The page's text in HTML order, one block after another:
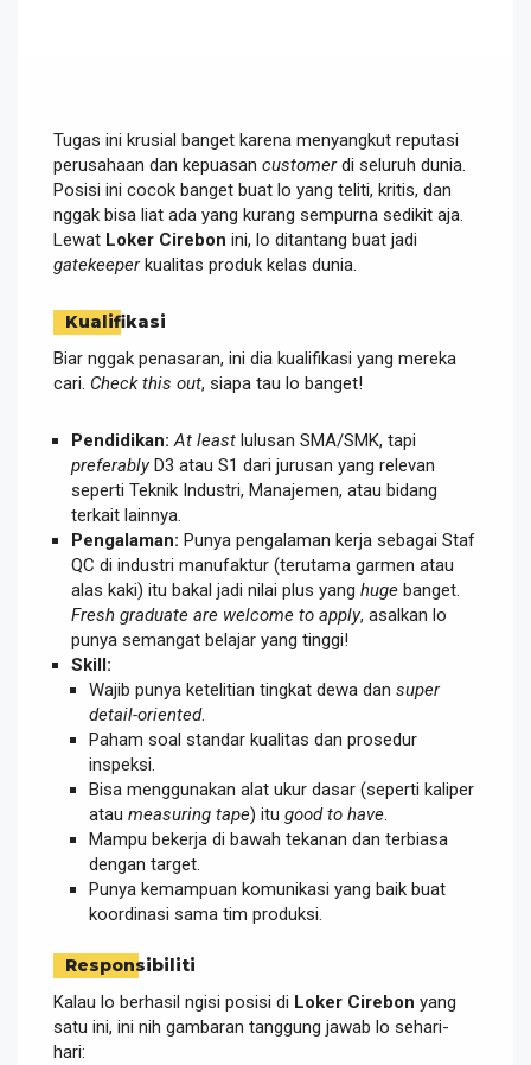
Tugas ini krusial banget karena menyangkut reputasi
perusahaan dan kepuasan customerdi seluruh dunia.
Posisi ini cocok banget buat lo yang teliti, kritis, dan
nggak bisa liat ada yang kurang sempurna sedikit aja.
Lewat Loker Cirebon ini, lo ditantang buat jadi
gatekeeperkualitas produk kelas dunia.
Kualifikasi
Biar nggak penasaran, ini dia kualifikasi yang mereka
cari. Check this out, siapa tau lo banget!
Pendidikan: At least lulusan SMA/SMK, tapi
preferablyD3 atau S1 dari jurusan yang relevan
seperti Teknik Industri, Manajemen, atau bidang
terkait lainnya.
Pengalaman: Punya pengalaman kerja sebagai Staf
QC di industri manufaktur (terutama garmen atau
alas kaki) itu bakal jadi nilai plus yang huge banget.
Fresh graduate are welcome to apply, asalkan lo
punya semangat belajar yang tinggi!
Skill:
Wajib punya ketelitian tingkat dewa dan super
detail-oriented.
Paham soal standar kualitas dan prosedur
inspeksi.
Bisa menggunakan alat ukur dasar (seperti kaliper
atau measuring tape) itu good to have
Mampu bekerja di bawah tekanan dan terbiasa
dengan target.
Punya kemampuan komunikasi yang baik buat
koordinasi sama tim produksi.
Responsibiliti
Kalau lo berhasil ngisi posisi di Loker Cirebon yang
satu ini, ini nih gambaran tanggung jawab lo sehari-
hari: